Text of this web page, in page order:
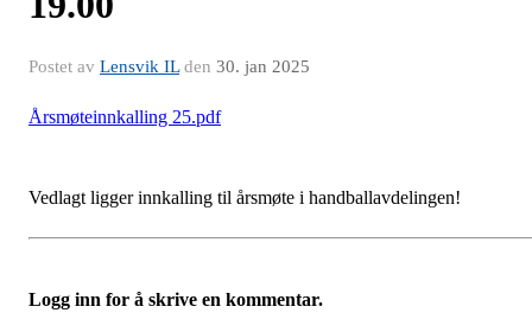
Postet av Lensvik ILden 30. jan 2025
Årsmøteinnkalling 25.pdf
Vedlagt ligger innkalling til årsmøte i handballavdelingen!
Logg inn for å skrive en kommentar.